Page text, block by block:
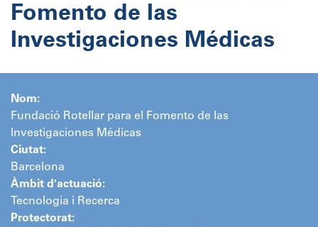
Fomento de las
Investigaciones Médicas
Nom:
Fundació Rotellar para el Fomento de las
Investigaciones Médicas
Ciutat:
Barcelona
Àmbit d'actuació:
Tecnologia i Recerca
Protectorat: